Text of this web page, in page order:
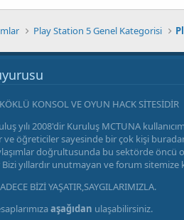
Play Station 5 Genel Kategorisi
KONSOL VE OYUN HACK SİTESİDİR
yılı 2008'dir Kuruluş MCTUNA
ve öğreticiler sayesinde bir çok kişi
doğrultusunda bu sektörde öncü
yıllardır unutmayan ve forum
BİZİ YAŞATIR,SAYGILARIMIZLA.
aşağıdan ulaşabilirsiniz.